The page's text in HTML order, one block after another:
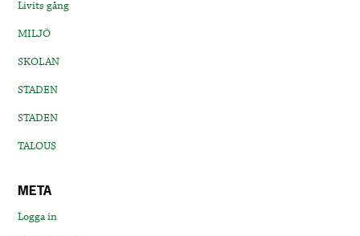
Livits gång
MILJÖ
SKOLAN
STADEN
STADEN
TALOUS
META
Logga in